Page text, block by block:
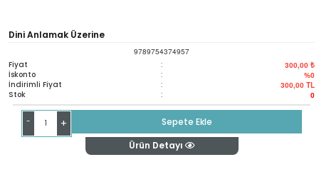
Dini Anlamak Üzerine
9789754374957
Fiyat : 300,00 ₺
İskonto : %0
İndirimli Fiyat : 300,00 TL
Stok : 0
- +
Sepete Ekle
Ürün Detayı